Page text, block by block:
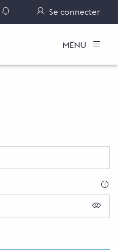
Gérer ses notifications
Se connecter
MENU